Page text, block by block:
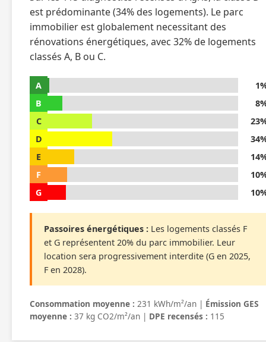
est prédominante (34% des logements). Le parc
immobilier est globalement necessitant des
rénovations énergétiques, avec 32% de logements
classés A, B ou C.
A
B
C
D
E
F
G
Passoires énergétiques : Les logements classés F
et G représentent 20% du parc immobilier. Leur
location sera progressivement interdite (G en 2025,
F en 2028).
Consommation moyenne : 231 kWh/m²/an | Émission GES
moyenne : 37 kg CO2/m²/an | DPE recensés : 115